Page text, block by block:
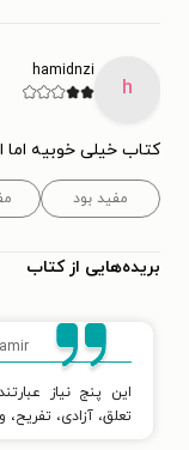
h
hamidnzi
کتاب خیلی خوبیه
مفید بود
بریده‌هایی از کتاب
amir
این پنج نیاز
تعلق، آزادی، تفریح،